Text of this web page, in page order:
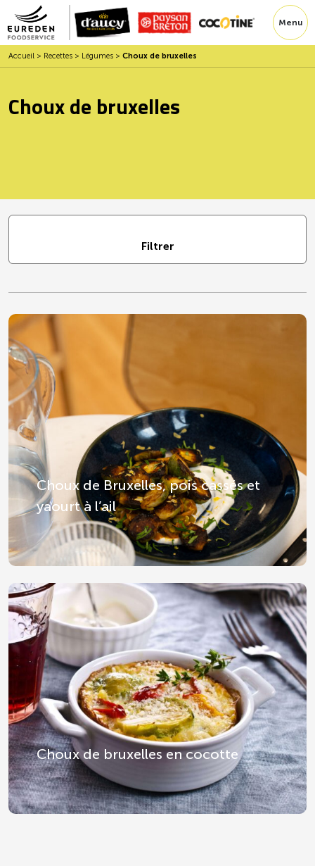
Menu
Accueil > Recettes > Légumes > Choux de bruxelles
Choux de bruxelles
Filtrer
Choux de Bruxelles, pois cassés et
yaourt à l’ail
Choux de bruxelles en cocotte